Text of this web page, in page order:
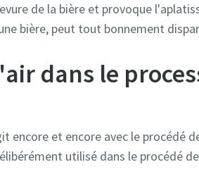
de la bière et provoque
bière, peut tout bonnement
dans le
encore et encore avec le procédé
utilisé dans le procédé